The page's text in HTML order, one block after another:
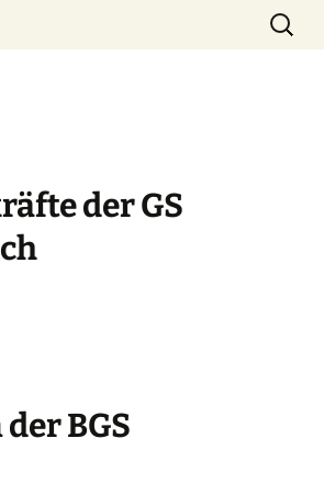
Herresbach
Suchen
nach:
der GS
BGS